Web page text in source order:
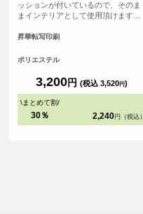
ッションが付いているので、そのま
まインテリアとして使用頂けます。
ョン全体を引き締め、高級感を演出
クッションとして小さめのサイズ感
パイピングが施されており、インテ
リアに上品さとアクセントを加えま
す。
昇華転写印刷
ポリエステル
3,200円 (税込 3,520円)
\まとめて割/
30％ 2,240 円（税込）